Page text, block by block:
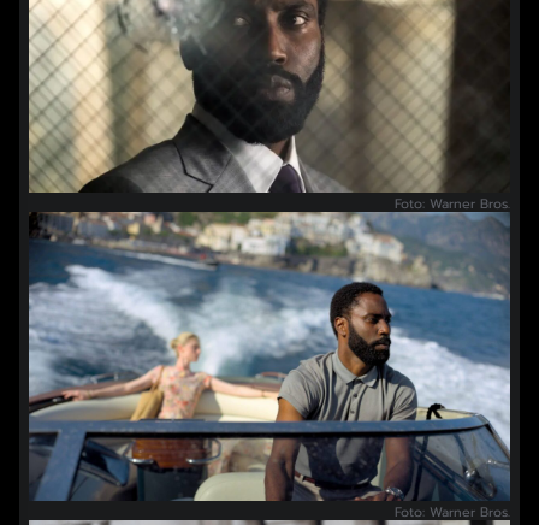
Foto: Warner Bros.
Foto: Warner Bros.